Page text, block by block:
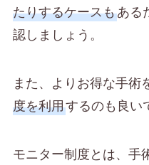
たりするケースもある
認しましょう。
また、よりお得な手術
度を利用するのも良い
モニター制度とは、手